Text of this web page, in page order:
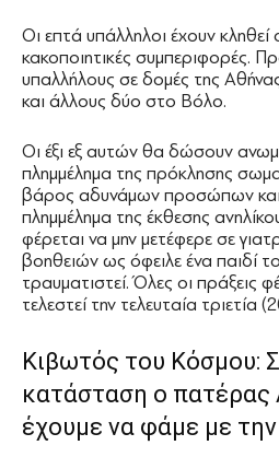
Οι επτά υπάλληλοι έχουν κληθεί
κακοποιητικές συμπεριφορές.
υπαλλήλους σε δομές της
και άλλους δύο στο Βόλο.
Οι έξι εξ αυτών θα δώσουν
πλημμέλημα της πρόκλησης
βάρος αδυνάμων προσώπων και
πλημμέλημα της έκθεσης
φέρεται να μην μετέφερε σε
βοηθειών ως όφειλε ένα παιδί
τραυματιστεί. Όλες οι πράξεις
τελεστεί την τελευταία τριετία
Κιβωτός του Κόσμου:
κατάσταση ο πατέρας
έχουμε να φάμε με την